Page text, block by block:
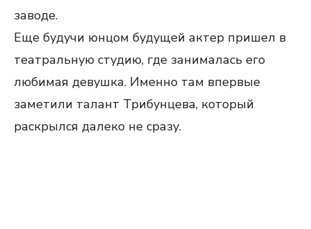
заводе.
Еще будучи юнцом будущей актер пришел в
театральную студию, где занималась его
любимая девушка. Именно там впервые
заметили талант Трибунцева, который
раскрылся далеко не сразу.